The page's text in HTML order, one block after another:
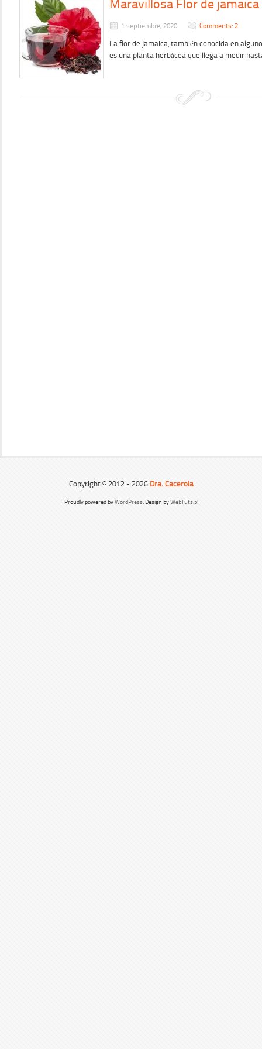
Maravillosa Flor de jamaica
1 septiembre, 2020 Comments: 2
La flor de jamaica, también conocida en
es una planta herbácea que llega a medir
Copyright © 2012 - 2026 Dra. Cacerola
Proudly powered byWordPress. Design byWebTuts.pl